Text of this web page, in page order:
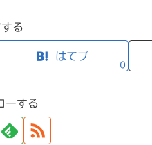
る
はてブ
0
ーする